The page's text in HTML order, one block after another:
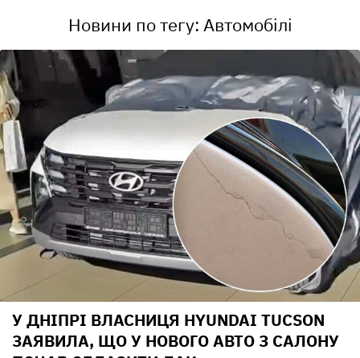
Новини по тегу: Автомобілі
У ДНІПРІ ВЛАСНИЦЯ HYUNDAI TUCSON
ЗАЯВИЛА, ЩО У НОВОГО АВТО З САЛОНУ